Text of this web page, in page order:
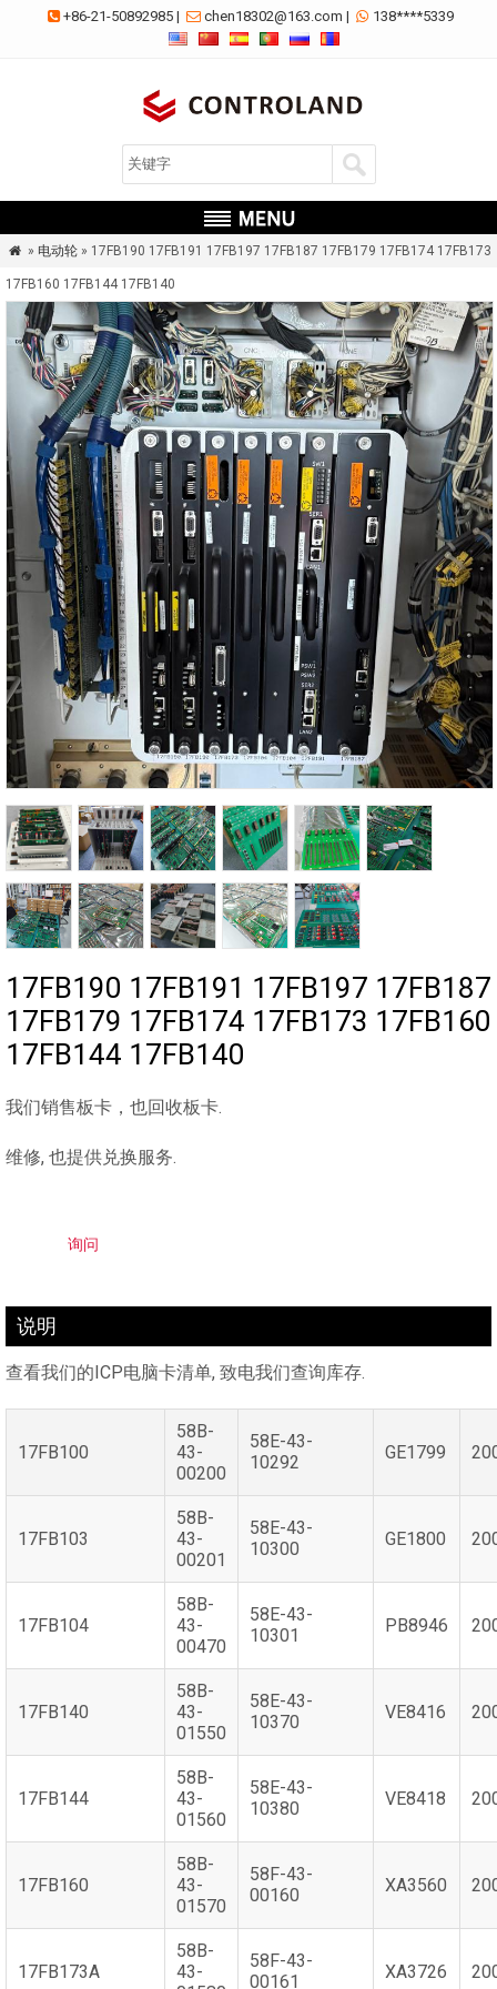
 +86-21-50892985 |  chen18302@163.com |  138****5339
 » 电动轮» 17FB190 17FB191 17FB197 17FB187 17FB179 17FB174 17FB173
17FB160 17FB144 17FB140
17FB190 17FB191 17FB197 17FB187
17FB179 17FB174 17FB173 17FB160
17FB144 17FB140
我们销售板卡，也回收板卡.
维修, 也提供兑换服务.
询问
说明
查看我们的ICP电脑卡清单, 致电我们查询库存.
17FB100
58B-
43-
00200
58E-43-
10292
GE1799
17FB103
58B-
43-
00201
58E-43-
10300
GE1800
17FB104
58B-
43-
00470
58E-43-
10301
PB8946
17FB140
58B-
43-
01550
58E-43-
10370
VE8416
17FB144
58B-
43-
01560
58E-43-
10380
VE8418
17FB160
58B-
43-
01570
58F-43-
00160
XA3560
17FB173A
58B-
43-
58F-43-
00161
XA3726